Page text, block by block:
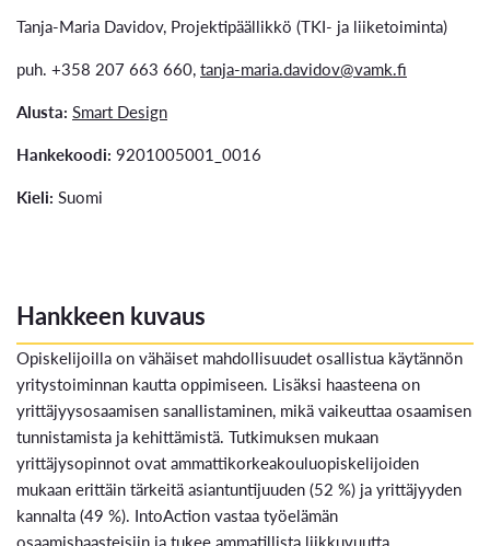
Tanja-Maria Davidov, Projektipäällikkö (TKI- ja liiketoiminta)
puh. +358 207 663 660,tanja-maria.davidov@vamk.fi
Alusta: Smart Design
Hankekoodi: 9201005001_0016
Kieli: Suomi
Hankkeen kuvaus
Opiskelijoilla on vähäiset mahdollisuudet osallistua käytännön
yritystoiminnan kautta oppimiseen. Lisäksi haasteena on
yrittäjyysosaamisen sanallistaminen, mikä vaikeuttaa osaamisen
tunnistamista ja kehittämistä. Tutkimuksen mukaan
yrittäjysopinnot ovat ammattikorkeakouluopiskelijoiden
mukaan erittäin tärkeitä asiantuntijuuden (52 %) ja yrittäjyyden
kannalta (49 %). IntoAction vastaa työelämän
osaamishaasteisiin ja tukee ammatillista liikkuvuutta